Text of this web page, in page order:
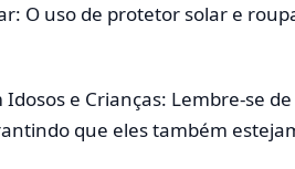
O uso de protetor solar e
Idosos e Crianças: Lembre-se
que eles também